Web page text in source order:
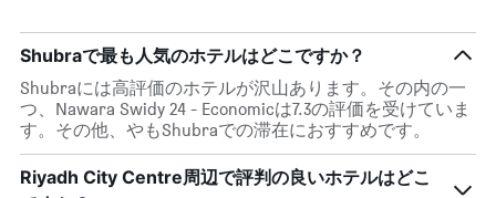
Shubraで最も人気のホテルはどこですか？
Shubraには高評価のホテルが沢山あります。その内の一
つ、Nawara Swidy 24 - Economicは7.3の評価を受けていま
す。その他、やもShubraでの滞在におすすめです。
Riyadh City Centre周辺で評判の良いホテルはどこ